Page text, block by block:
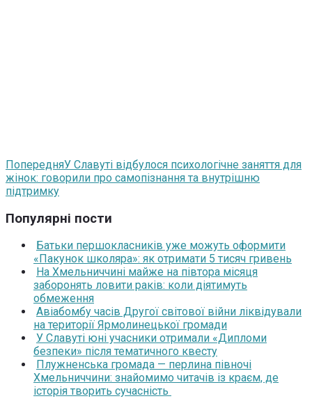
ПопередняУ Славуті відбулося психологічне заняття для
жінок: говорили про самопізнання та внутрішню
підтримку
Популярні пости
Батьки першокласників уже можуть оформити
«Пакунок школяра»: як отримати 5 тисяч гривень
На Хмельниччині майже на півтора місяця
заборонять ловити раків: коли діятимуть
обмеження
Авіабомбу часів Другої світової війни ліквідували
на території Ярмолинецької громади
У Славуті юні учасники отримали «Дипломи
безпеки» після тематичного квесту
Плужненська громада — перлина півночі
Хмельниччини: знайомимо читачів із краєм, де
історія творить сучасність